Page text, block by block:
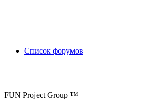
Список форумов
FUN Project Group ™